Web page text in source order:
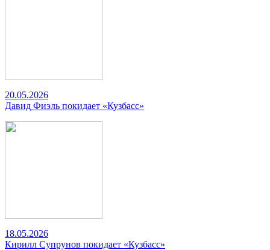
20.05.2026
Давид Фиэль покидает «Кузбасс»
18.05.2026
Кирилл Супрунов покидает «Кузбасс»